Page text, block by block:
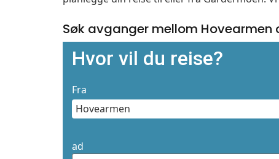
Søk avganger mellom Hovearmen
Hvor vil du reise?
Fra
ad